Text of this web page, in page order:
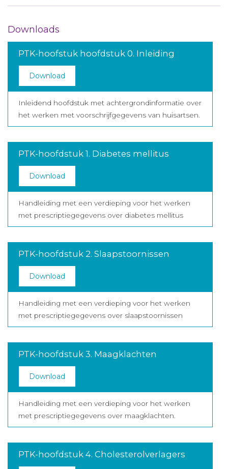
Downloads
PTK-hoofstuk hoofdstuk 0. Inleiding
Download
Inleidend hoofdstuk met achtergrondinformatie over
het werken met voorschrijfgegevens van huisartsen.
PTK-hoofdstuk 1. Diabetes mellitus
Download
Handleiding met een verdieping voor het werken
met prescriptiegegevens over diabetes mellitus
PTK-hoofdstuk 2. Slaapstoornissen
Download
Handleiding met een verdieping voor het werken
met prescriptiegegevens over slaapstoornissen
PTK-hoofdstuk 3. Maagklachten
Download
Handleiding met een verdieping voor het werken
met prescriptiegegevens over maagklachten.
PTK-hoofdstuk 4. Cholesterolverlagers